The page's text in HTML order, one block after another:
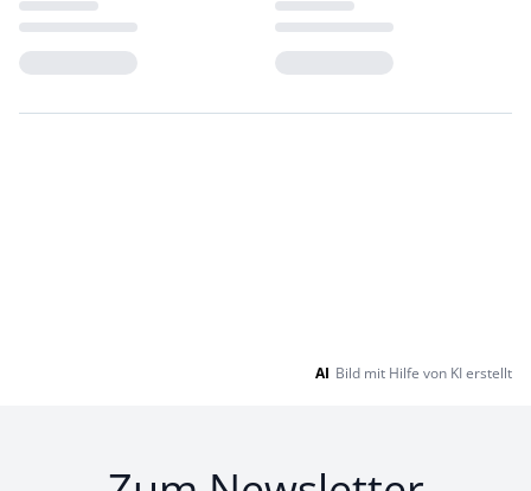
AI Bild mit Hilfe von KI erstellt